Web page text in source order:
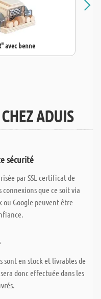
avec benne
ADUIS
sécurité
par SSL certificat de
connexions que ce soit via
ou Google peuvent être
sont en stock et livrables de
donc effectuée dans les